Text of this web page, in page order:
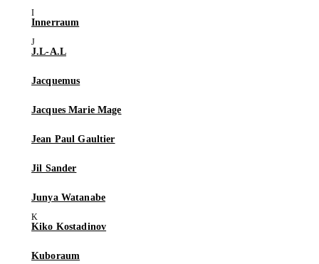
Innerraum
J.L-A.L
Jacquemus
Jacques Marie Mage
Jean Paul Gaultier
Jil Sander
Junya Watanabe
Kiko Kostadinov
Kuboraum